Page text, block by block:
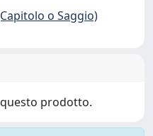
o Saggio)
prodotto.